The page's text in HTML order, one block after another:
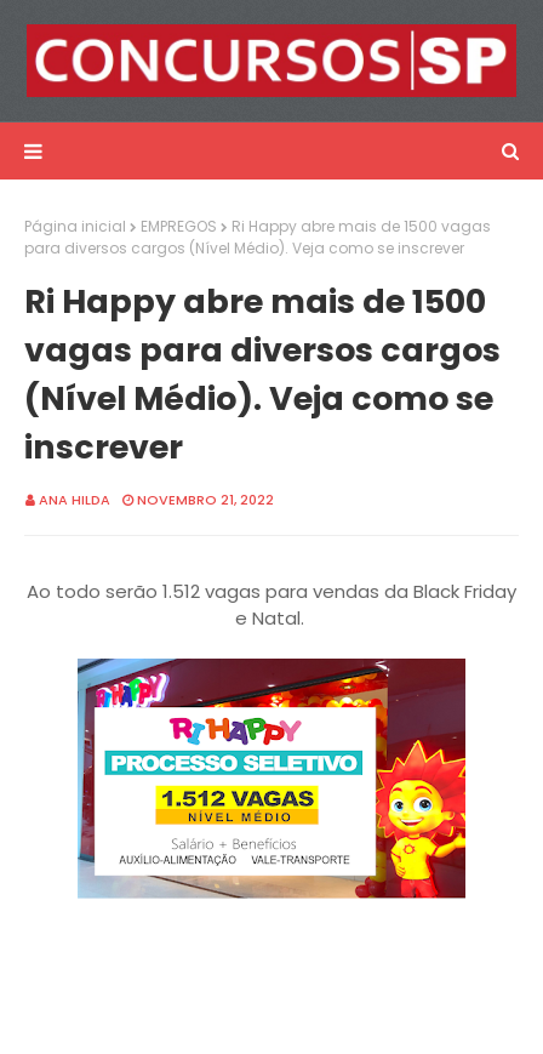
Página inicial EMPREGOS
Ri Happy abre mais de 1500 vagas
para diversos cargos (Nível Médio). Veja como se inscrever
Ri Happy abre mais de 1500
vagas para diversos cargos
(Nível Médio). Veja como se
inscrever
ANA HILDA NOVEMBRO 21, 2022
Ao todo serão 1.512 vagas para vendas da Black Friday
e Natal.